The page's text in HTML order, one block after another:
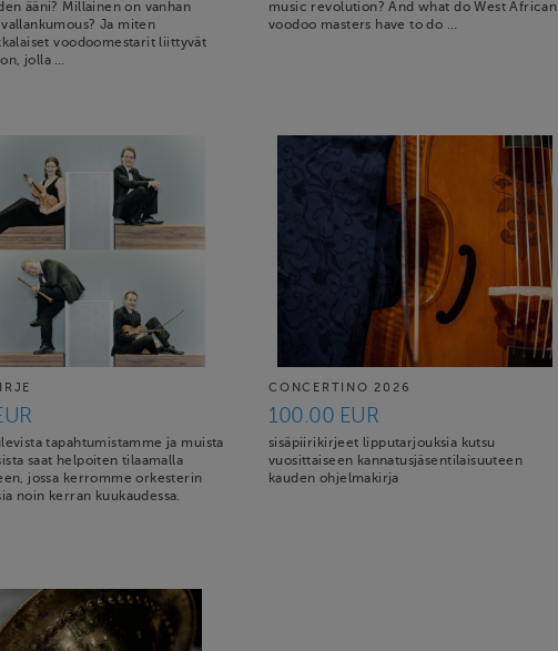
ääni? Millainen on vanhan
Ja miten
voodoomestarit liittyvät
jolla …
music revolution? And what do West African
voodoo masters have to do …
tapahtumistamme ja muista
saat helpoiten tilaamalla
jossa kerromme orkesterin
noin kerran kuukaudessa.
CONCERTINO 2026
100.00 EUR
sisäpiirikirjeet lipputarjouksia kutsu
vuosittaiseen kannatusjäsentilaisuuteen
kauden ohjelmakirja